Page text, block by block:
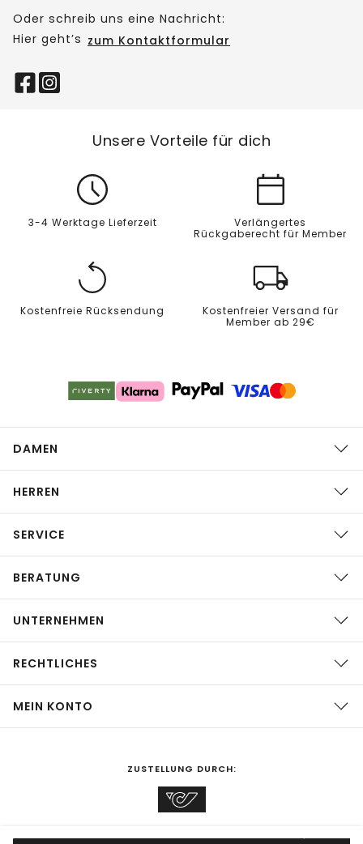
Oder schreib uns eine Nachricht:
Hier geht’s zum Kontaktformular
Unsere Vorteile für dich
3-4 Werktage Lieferzeit
Verlängertes
Rückgaberecht für Member
Kostenfreie Rücksendung
Kostenfreier Versand für
Member ab 29€
DAMEN
HERREN
SERVICE
BERATUNG
UNTERNEHMEN
RECHTLICHES
MEIN KONTO
ZUSTELLUNG DURCH: